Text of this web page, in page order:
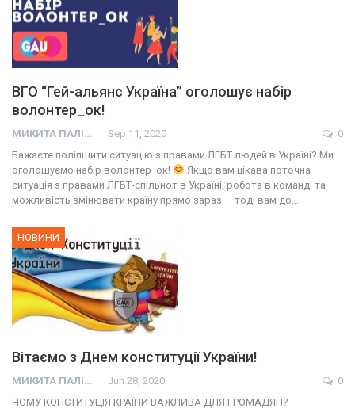
ВГО “Гей-альянс Україна” оголошує набір
волонтер_ок!
МИКИТА ПАЛІЙ Sep 11, 2020
0
Бажаєте поліпшити ситуацію з правами ЛГБТ людей в Україні? Ми
оголошуємо набір волонтер_ок!
Якщо вам цікава поточна
ситуація з правами ЛГБТ-спільнот в Україні, робота в команді та
можливість змінювати країну прямо зараз — тоді вам до…
НОВИНИ
Вітаємо з Днем конституції України!
МИКИТА ПАЛІЙ Jun 28, 2020
0
ЧОМУ КОНСТИТУЦІЯ КРАЇНИ ВАЖЛИВА ДЛЯ ГРОМАДЯН?